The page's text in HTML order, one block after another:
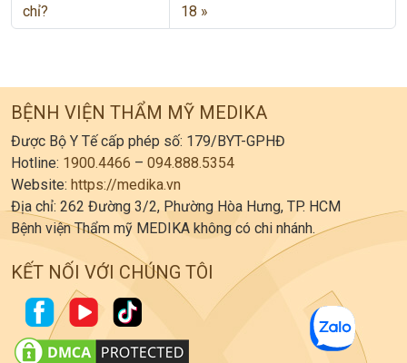
chỉ?
18
BỆNH VIỆN THẨM MỸ MEDIKA
Được Bộ Y Tế cấp phép số: 179/BYT-GPHĐ
Hotline: 1900.4466 – 094.888.5354
Website: https://medika.vn
Địa chỉ: 262 Đường 3/2, Phường Hòa Hưng, TP. HCM
Bệnh viện Thẩm mỹ MEDIKA không có chi nhánh.
KẾT NỐI VỚI CHÚNG TÔI